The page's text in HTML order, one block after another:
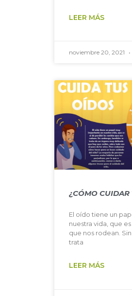
LEER MÁS
noviembre 20, 2021
¿CÓMO CUIDAR
El oído tiene un
nuestra vida, que
que nos rodean.
trata
LEER MÁS